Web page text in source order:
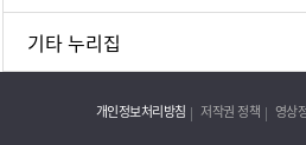
기타 누리집
개인정보처리방침 저작권 정책 영상